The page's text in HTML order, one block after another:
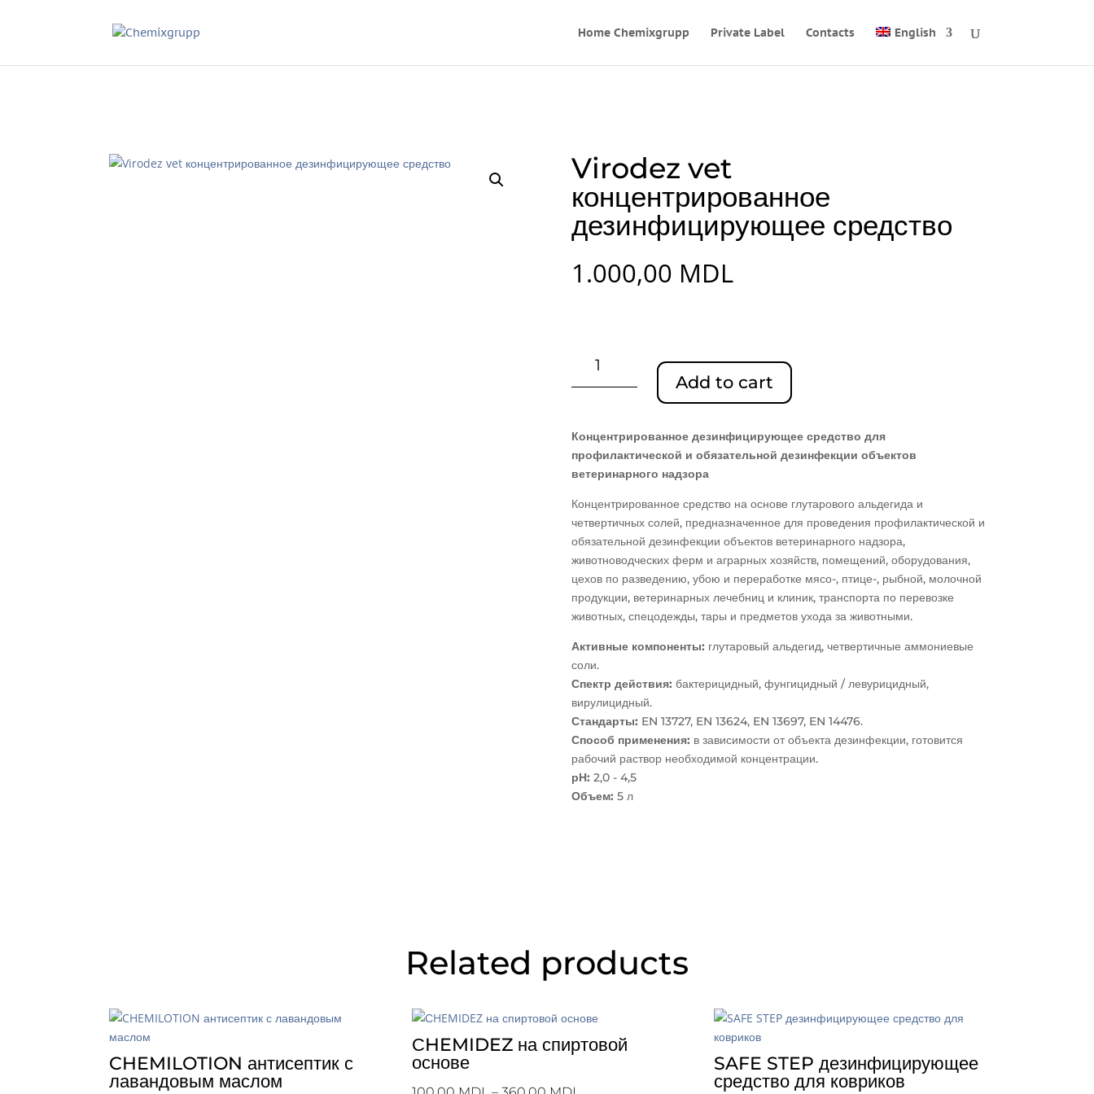
Home Chemixgrupp Private Label Contacts English
Virodez vet
концентрированное
дезинфицирующее средство
1.000,00 MDL
концентрированное
quantity
Add to cart
Концентрированное дезинфицирующее средство для
профилактической и обязательной дезинфекции объектов
ветеринарного надзора
Концентрированное средство на основе глутарового альдегида и
четвертичных солей, предназначенное для проведения профилактической и
обязательной дезинфекции объектов ветеринарного надзора,
животноводческих ферм и аграрных хозяйств, помещений, оборудования,
цехов по разведению, убою и переработке мясо-, птице-, рыбной, молочной
продукции, ветеринарных лечебниц и клиник, транспорта по перевозке
животных, спецодежды, тары и предметов ухода за животными.
Активные компоненты: глутаровый альдегид, четвертичные аммониевые
соли.
Спектр действия: бактерицидный, фунгицидный / левурицидный,
вирулицидный.
Стандарты: EN 13727, EN 13624, EN 13697, EN 14476.
Способ применения: в зависимости от объекта дезинфекции, готовится
рабочий раствор необходимой концентрации.
рН: 2,0 - 4,5
Объем: 5 л
Related products
CHEMILOTION антисептик с
лавандовым маслом
СHEMIDEZ на спиртовой
основе
SAFE STEP дезинфицирующее
средство для ковриков